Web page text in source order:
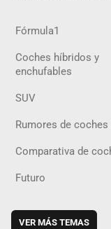
Fórmula1
Coches híbridos y
enchufables
SUV
Rumores de coches
Comparativa de
Futuro
VER MÁS TEMAS